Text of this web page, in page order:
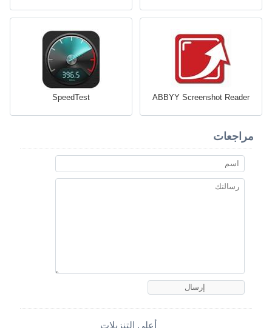
ABBYY Screenshot Reader
SpeedTest
مراجعات
أعلى التنزيلات